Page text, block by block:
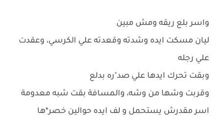
واسر بلع ريقه ومش مبين
ليان مسكت ايده وشدته وقعدته علي الكرسي، وعقدت
علي رجله
وبقت تحرك ايدها علي صد"ره بدلع
وقربت وشها من وشه، والمسافة بقت شبه معدومة
اسر مقدرش يستحمل و لف ايده حوالين خصر*ها